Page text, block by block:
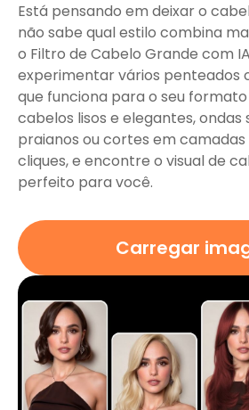
Está pensando em deixar o
não sabe qual estilo combina
o Filtro de Cabelo Grande com
experimentar vários penteados
que funciona para o seu
cabelos lisos e elegantes, ondas
praianos ou cortes em
cliques, e encontre o visual de
perfeito para você.
Carregar